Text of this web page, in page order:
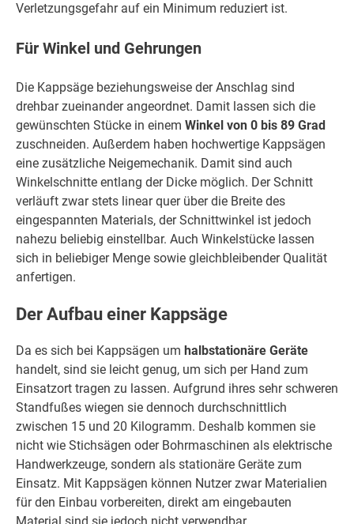
Verletzungsgefahr auf ein Minimum reduziert ist.
Für Winkel und Gehrungen
Die Kappsäge beziehungsweise der Anschlag sind
drehbar zueinander angeordnet. Damit lassen sich die
gewünschten Stücke in einem Winkel von 0 bis 89 Grad
zuschneiden. Außerdem haben hochwertige Kappsägen
eine zusätzliche Neigemechanik. Damit sind auch
Winkelschnitte entlang der Dicke möglich. Der Schnitt
verläuft zwar stets linear quer über die Breite des
eingespannten Materials, der Schnittwinkel ist jedoch
nahezu beliebig einstellbar. Auch Winkelstücke lassen
sich in beliebiger Menge sowie gleichbleibender Qualität
anfertigen.
Der Aufbau einer Kappsäge
Da es sich bei Kappsägen um halbstationäre Geräte
handelt, sind sie leicht genug, um sich per Hand zum
Einsatzort tragen zu lassen. Aufgrund ihres sehr schweren
Standfußes wiegen sie dennoch durchschnittlich
zwischen 15 und 20 Kilogramm. Deshalb kommen sie
nicht wie Stichsägen oder Bohrmaschinen als elektrische
Handwerkzeuge, sondern als stationäre Geräte zum
Einsatz. Mit Kappsägen können Nutzer zwar Materialien
für den Einbau vorbereiten, direkt am eingebauten
Material sind sie jedoch nicht verwendbar